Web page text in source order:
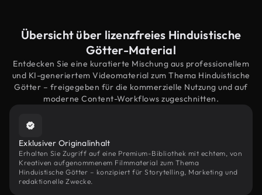
Übersicht über lizenzfreies Hinduistische
Götter-Material
Entdecken Sie eine kuratierte Mischung aus professionellem
und KI-generiertem Videomaterial zum Thema Hinduistische
Götter – freigegeben für die kommerzielle Nutzung und auf
moderne Content-Workflows zugeschnitten.
Exklusiver Originalinhalt
Erhalten Sie Zugriff auf eine Premium-Bibliothek mit echtem, von
Kreativen aufgenommenem Filmmaterial zum Thema
Hinduistische Götter – konzipiert für Storytelling, Marketing und
redaktionelle Zwecke.